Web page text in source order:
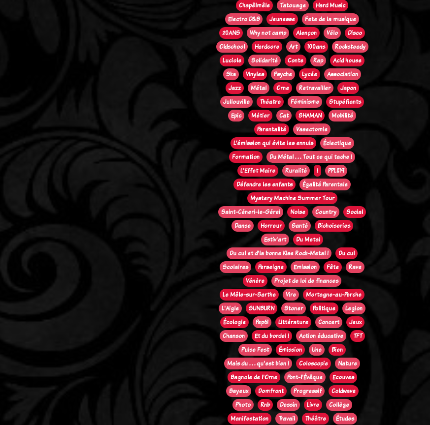
Chapêlmêle
Tatouage
Hard Music
Electro D&B
Jeunesse
Fete de la musique
20ANS
Why not camp Alençon Vélo
Disco
Oldschool
Hardcore Art 100ans
Rocksteady
Luciole
Solidarité Conte Rap
Acid house
Ska
Vinyles Psyche Lycée
Association
Jazz
Métal Orne Retravailler
Japon
Jullouville
Théatre Féminisme
Stupéfiants
Epic
Métier Cat SHAMAN
Mobilité
Parentalité
Vasectomie
L’émission qui évite les ennuis
Éclectique
Formation
Du Métal . . . Tout ce qui tache !
L'Effet Maire
Ruralité !
PPL819
Défendre les enfants
Égalité Parentale
Mystery Machine Summer Tour
Saint-Céneri-le-Gérei
Noise Country
Social
Danse
Horreur Santé
Bichoiseries
Estiv'art
Du Metal
Du cul et d'la bonne Kise Rock-Metal !
Du cul
Scolaires
Perseigne Emission Fête
Rave
Vénère
Projet de loi de finances
Le Mêle-sur-Sarthe
Vire
Mortagne-au-Perche
L'Aigle
SUNBURN Stoner Politique
Legion
Écologie
Pep61 Littérature Concert
Jeux
Chanson
Et du bordel ! Action éducative
TFT
Pulse Fest
Émission Une
Bien
Mais du . . . qu'est bien !
Coloscopie
Nature
Bagnole de l'Orne
Pont-l'Évêque
Ecouves
Bayeux
Domfront Progressif
Coldwave
Photo
Rnb Dessin Livre
Collège
Manifestation
Travail Théâtre
Études